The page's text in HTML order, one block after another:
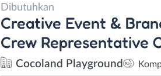
Dibutuhkan
Creative Event &
Crew Representative
Cocoland Playground